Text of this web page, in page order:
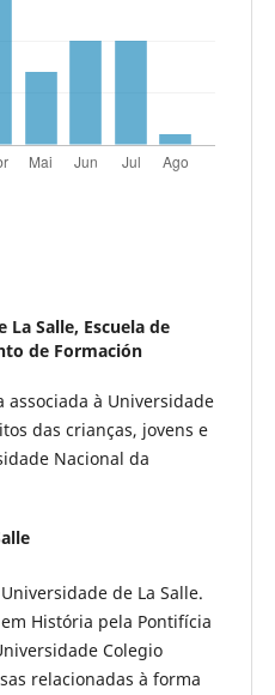
La Salle, Escuela de
de Formación
à Universidade
das crianças, jovens e
Nacional da
de La Salle.
História pela Pontifícia
Colegio
relacionadas à forma